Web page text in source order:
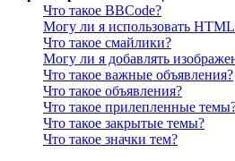
Что такое BBCode?
Могу ли я использовать
Что такое смайлики?
Могу ли я добавлять
Что такое важные объявления?
Что такое объявления?
Что такое прилепленные
Что такое закрытые темы?
Что такое значки тем?